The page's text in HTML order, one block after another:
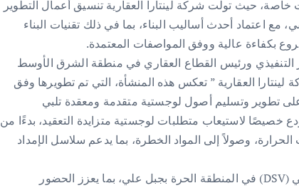
حيث تولت شركة لينتارا العقارية تنسيق أعمال التطوير
مع اعتماد أحدث أساليب البناء، بما في ذلك تقنيات البناء
بكفاءة عالية ووفق المواصفات المعتمدة.
ورئيس القطاع العقاري في منطقة الشرق الأوسط
لينتارا العقارية ” تعكس هذه المنشأة، التي تم تطويرها وفق
على تطوير وتسليم أصول لوجستية متقدمة ومعقدة تلبي
لاستيعاب متطلبات لوجستية متزايدة التعقيد، بدءًا من
وصولاً إلى المواد الخطرة، بما يدعم سلاسل الإمداد
ويقع المستودع في القطاع الجنوبي من مجمّع دي أس ڤي (DSV) في المنطقة الحرة بجبل علي، بما يعزز الحضور